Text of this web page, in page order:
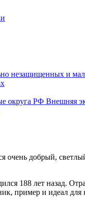
очень добрый,
188 лет назад.
пример и идеал для